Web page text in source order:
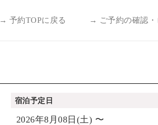
→ 予約TOPに戻る → ご予約の確認・
宿泊予定日
2026年8月08日(土) 〜